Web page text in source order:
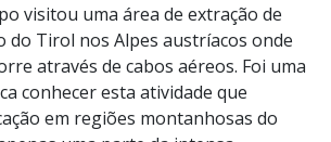
visitou uma área de extração de
do Tirol nos Alpes austríacos onde
através de cabos aéreos. Foi uma
conhecer esta atividade que
em regiões montanhosas do